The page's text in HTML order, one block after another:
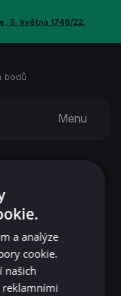
5. května 1746/22,
bodů
Menu
a analýze
cookie.
našich
reklamními